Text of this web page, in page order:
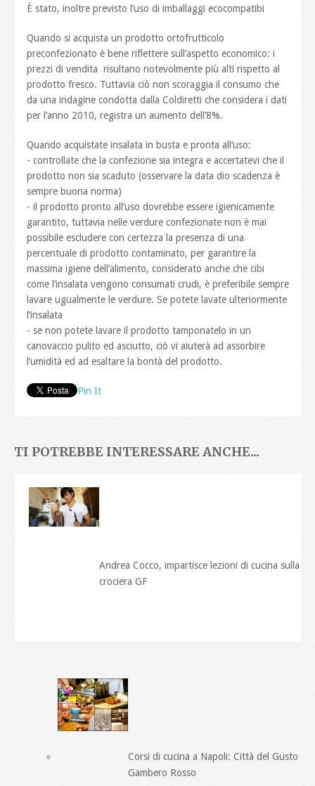
È stato, inoltre previsto l’uso di imballaggi ecocompatibi
Quando si acquista un prodotto ortofrutticolo
preconfezionato è bene riflettere sull’aspetto economico: i
prezzi di vendita risultano notevolmente più alti rispetto al
prodotto fresco. Tuttavia ciò non scoraggia il consumo che
da una indagine condotta dalla Coldiretti che considera i dati
per l’anno 2010, registra un aumento dell’8%.
Quando acquistate insalata in busta e pronta all‘uso:
- controllate che la confezione sia integra e accertatevi che il
prodotto non sia scaduto (osservare la data dio scadenza è
sempre buona norma)
- il prodotto pronto all’uso dovrebbe essere igienicamente
garantito, tuttavia nelle verdure confezionate non è mai
possibile escludere con certezza la presenza di una
percentuale di prodotto contaminato, per garantire la
massima igiene dell’alimento, considerato anche che cibi
come l’insalata vengono consumati crudi, è preferibile sempre
lavare ugualmente le verdure. Se potete lavate ulteriormente
l’insalata
- se non potete lavare il prodotto tamponatelo in un
canovaccio pulito ed asciutto, ciò vi aiuterà ad assorbire
l’umidità ed ad esaltare la bontà del prodotto.
Pin It
TI POTREBBE INTERESSARE ANCHE...
Andrea Cocco, impartisce lezioni di cucina sulla
crociera GF
Corsi di cucina a Napoli: Città del Gusto
Gambero Rosso